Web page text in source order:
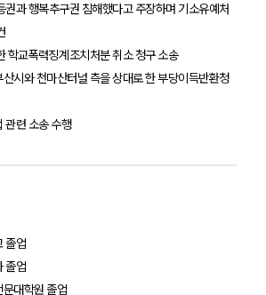
권과 행복추구권 침해했다고 주장하며 기소유예처
학교폭력징계조치처분 취소 청구 소송
시와 천마산터널 측을 상대로 한 부당이득반환청
관련 소송 수행
졸업
졸업
대학원 졸업